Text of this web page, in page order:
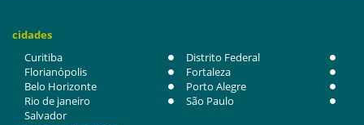
cidades
Curitiba
Distrito Federal
Florianópolis
Fortaleza
Belo Horizonte
Porto Alegre
Rio de janeiro
São Paulo
Salvador